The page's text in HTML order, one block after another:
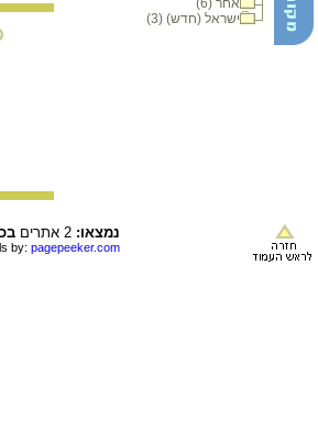
אחר (6)
ישראל (חדש) (3)
נמצאו:
by: pagepeeker.com